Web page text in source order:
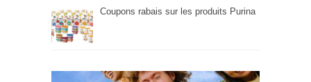
Coupons rabais sur les produits Purina